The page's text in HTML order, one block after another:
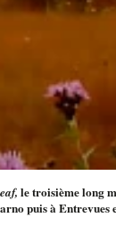
le troisième long
puis à Entrevues